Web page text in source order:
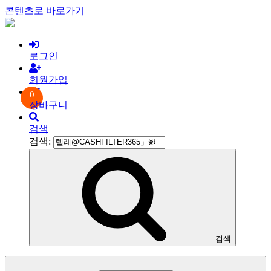
콘텐츠로 바로가기
로그인
회원가입
0
장바구니
검색
검색:
검색